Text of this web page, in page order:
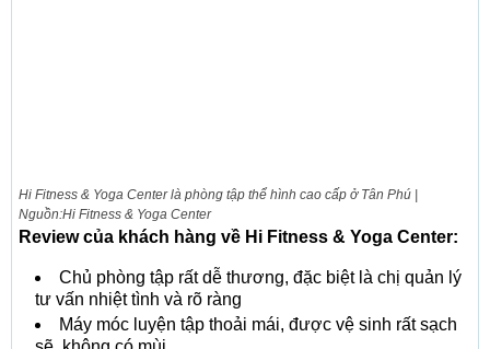
Hi Fitness & Yoga Center là phòng tập thể hình cao cấp ở Tân Phú |
Nguồn:Hi Fitness & Yoga Center
Review của khách hàng về Hi Fitness & Yoga Center:
Chủ phòng tập rất dễ thương, đặc biệt là chị quản lý
tư vấn nhiệt tình và rõ ràng
Máy móc luyện tập thoải mái, được vệ sinh rất sạch